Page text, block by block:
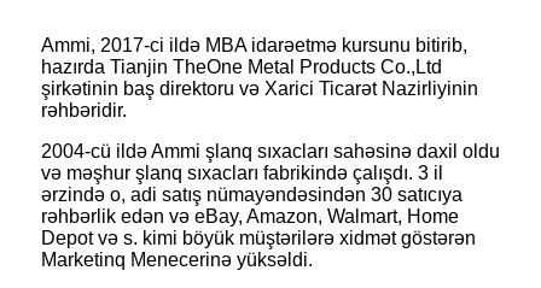
Ammi, 2017-ci ildə MBA idarəetmə kursunu bitirib,
hazırda Tianjin TheOne Metal Products Co.,Ltd
şirkətinin baş direktoru və Xarici Ticarət Nazirliyinin
rəhbəridir.
2004-cü ildə Ammi şlanq sıxacları sahəsinə daxil oldu
və məşhur şlanq sıxacları fabrikində çalışdı. 3 il
ərzində o, adi satış nümayəndəsindən 30 satıcıya
rəhbərlik edən və eBay, Amazon, Walmart, Home
Depot və s. kimi böyük müştərilərə xidmət göstərən
Marketinq Menecerinə yüksəldi.